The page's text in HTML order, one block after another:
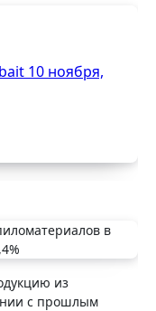
10 ноября,
из
с прошлым